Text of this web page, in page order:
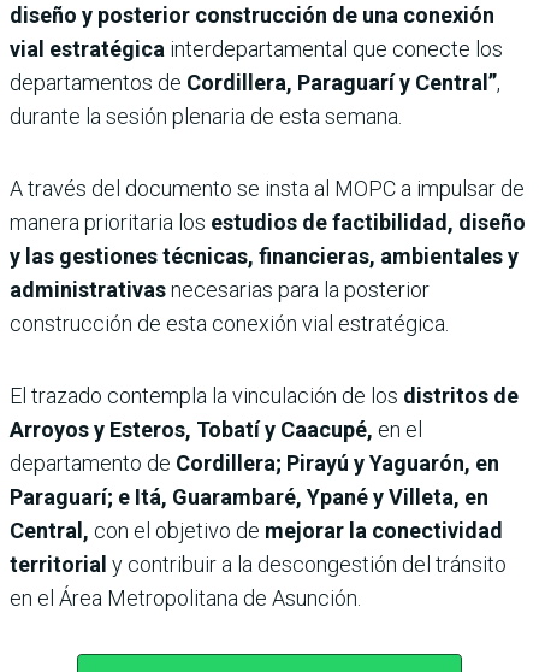
diseño y posterior construcción de una conexión
vial estratégica interdepartamental que conecte los
departamentos de Cordillera, Paraguarí y Central”,
durante la sesión plenaria de esta semana.
A través del documento se insta al MOPC a impulsar de
manera prioritaria los estudios de factibilidad, diseño
y las gestiones técnicas, financieras, ambientales y
administrativasnecesarias para la posterior
construcción de esta conexión vial estratégica.
El trazado contempla la vinculación de los distritos de
Arroyos y Esteros, Tobatí y Caacupé, en el
departamento de Cordillera; Pirayú y Yaguarón, en
Paraguarí; e Itá, Guarambaré, Ypané y Villeta, en
Central, con el objetivo de mejorar la conectividad
territorial y contribuir a la descongestión del tránsito
en el Área Metropolitana de Asunción.